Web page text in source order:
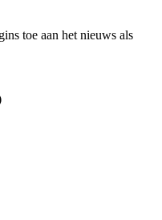
toe aan het nieuws als